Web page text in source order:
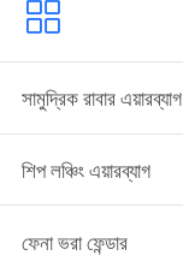
সামুদ্রিক রাবার এয়ারব্যাগ
শিপ লঞ্চিং এয়ারব্যাগ
ফেনা ভরা ফেন্ডার